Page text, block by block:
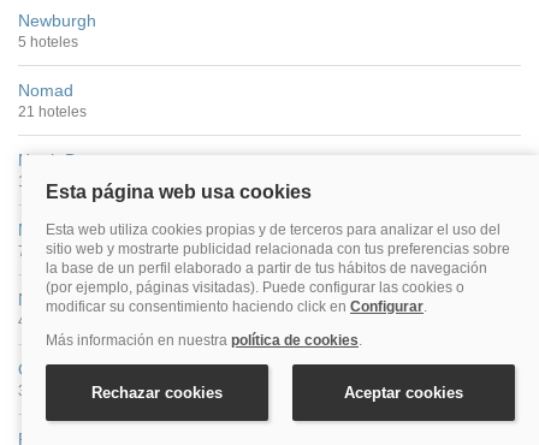
Newburgh
5 hoteles
Nomad
21 hoteles
North Bergen
11 hoteles
Nueva York
787 hoteles
Nueva York Centro
440 hoteles
Olean
3 hoteles
Plainview